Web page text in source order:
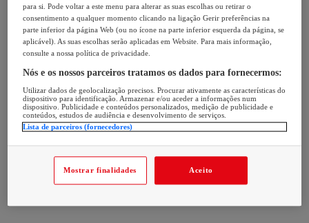
para si. Pode voltar a este menu para alterar as suas escolhas ou retirar o
consentimento a qualquer momento clicando na ligação Gerir preferências na
parte inferior da página Web (ou no ícone na parte inferior esquerda da página, se
aplicável). As suas escolhas serão aplicadas em Website. Para mais informação,
consulte a nossa política de privacidade.
Nós e os nossos parceiros tratamos os dados para fornecermos:
Utilizar dados de geolocalização precisos. Procurar ativamente as características do
dispositivo para identificação. Armazenar e/ou aceder a informações num
dispositivo. Publicidade e conteúdos personalizados, medição de publicidade e
conteúdos, estudos de audiência e desenvolvimento de serviços.
Lista de parceiros (fornecedores)
Mostrar finalidades Aceito